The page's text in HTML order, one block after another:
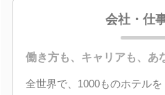
会社・仕
働き方も、キャリアも、あ
全世界で、1000ものホテルを